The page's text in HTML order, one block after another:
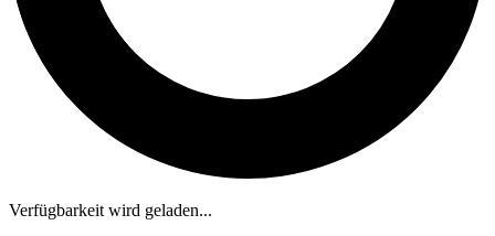
Verfügbarkeit wird geladen...